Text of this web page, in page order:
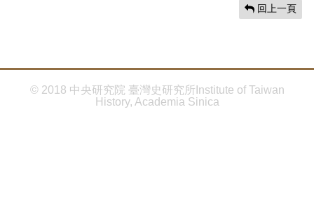
回上一頁
© 2018 中央研究院 臺灣史研究所Institute of Taiwan
History, Academia Sinica